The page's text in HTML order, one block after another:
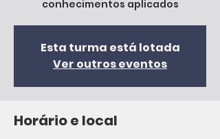
conhecimentos aplicados
Esta turma está lotada
Ver outros eventos
Horário e local